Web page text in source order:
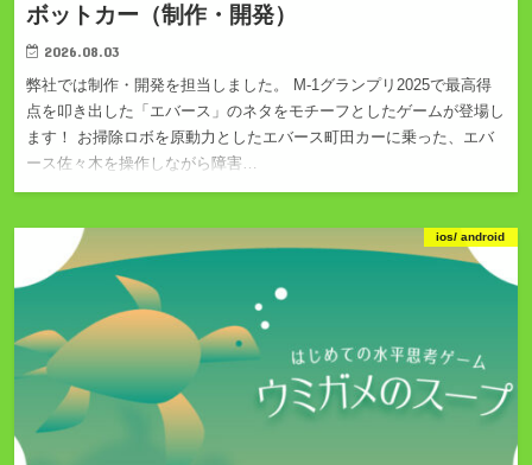
ボットカー（制作・開発）
2026.08.03
弊社では制作・開発を担当しました。 M-1グランプリ2025で最高得
点を叩き出した「エバース」のネタをモチーフとしたゲームが登場し
ます！ お掃除ロボを原動力としたエバース町田カーに乗った、エバ
ース佐々木を操作しながら障害…
ios/ android